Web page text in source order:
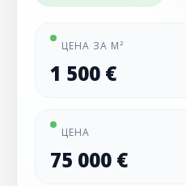
ЦЕНА ЗА М²
1 500 €
ЦЕНА
75 000 €